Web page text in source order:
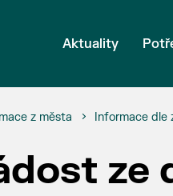
Aktuality
z města Informace dle
ze